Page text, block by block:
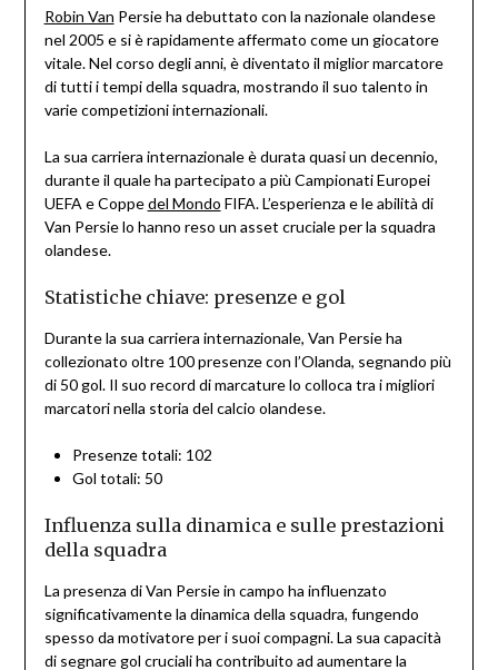
Robin Van Persie ha debuttato con la nazionale olandese
nel 2005 e si è rapidamente affermato come un giocatore
vitale. Nel corso degli anni, è diventato il miglior marcatore
di tutti i tempi della squadra, mostrando il suo talento in
varie competizioni internazionali.
La sua carriera internazionale è durata quasi un decennio,
durante il quale ha partecipato a più Campionati Europei
UEFA e Coppedel Mondo FIFA. L’esperienza e le abilità di
Van Persie lo hanno reso un asset cruciale per la squadra
olandese.
Statistiche chiave: presenze e gol
Durante la sua carriera internazionale, Van Persie ha
collezionato oltre 100 presenze con l’Olanda, segnando più
di 50 gol. Il suo record di marcature lo colloca tra i migliori
marcatori nella storia del calcio olandese.
Presenze totali: 102
Gol totali: 50
Influenza sulla dinamica e sulle prestazioni
della squadra
La presenza di Van Persie in campo ha influenzato
significativamente la dinamica della squadra, fungendo
spesso da motivatore per i suoi compagni. La sua capacità
di segnare gol cruciali ha contribuito ad aumentare la